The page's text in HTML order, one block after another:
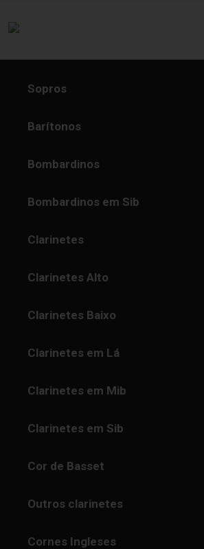
Sopros
Barítonos
Bombardinos
Bombardinos em Sib
Clarinetes
Clarinetes Alto
Clarinetes Baixo
Clarinetes em Lá
Clarinetes em Mib
Clarinetes em Sib
Cor de Basset
Outros clarinetes
Cornes Ingleses